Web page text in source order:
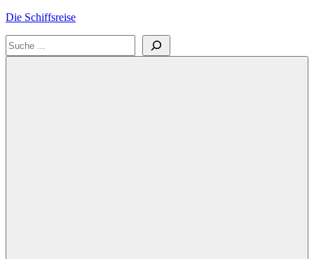
Zum
springen
Die Schiffsreise
Literatur-
Suchen